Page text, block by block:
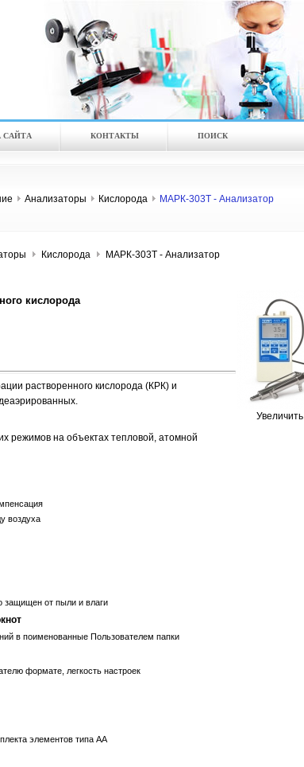
САЙТА КОНТАКТЫ ПОИСК
Анализаторы Кислорода
МАРК-303Т - Анализатор
Кислорода
МАРК-303Т - Анализатор
кислорода
Увеличить
растворенного кислорода (КРК) и
режимов на объектах тепловой, атомной
воздуха
защищен от пыли и влаги
в поименованные Пользователем папки
формате, легкость настроек
элементов типа АА